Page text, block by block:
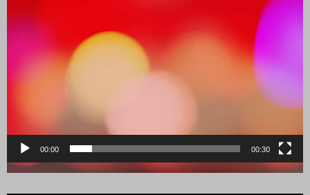
00:00 00:30